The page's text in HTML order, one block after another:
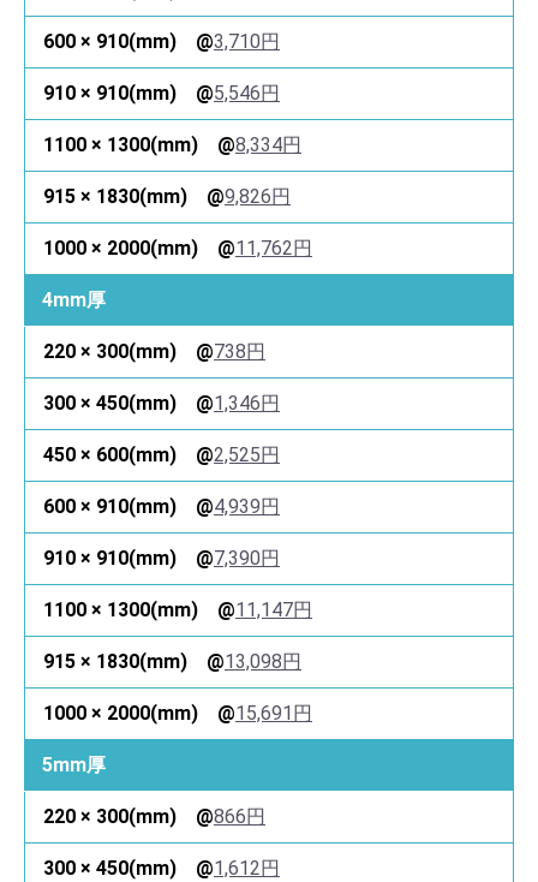
3,710円
5,546円
8,334円
9,826円
11,762円
4mm厚
738円
1,346円
2,525円
4,939円
7,390円
11,147円
13,098円
15,691円
5mm厚
866円
1,612円